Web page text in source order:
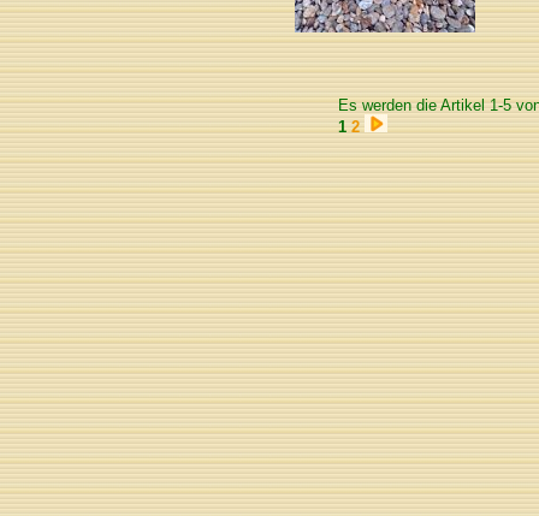
Es werden die Artikel 1-5
1 2